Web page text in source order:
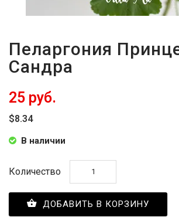
Пеларгония
Сандра
25 руб.
$8.34
В наличии
Количество
ДОБАВИТЬ В КОРЗИНУ